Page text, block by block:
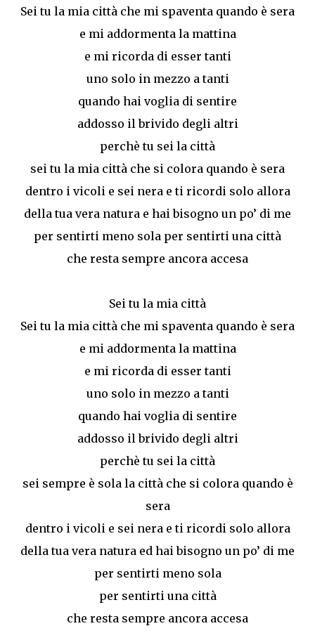
Sei tu la mia città che mi spaventa quando è sera
e mi addormenta la mattina
e mi ricorda di esser tanti
uno solo in mezzo a tanti
quando hai voglia di sentire
addosso il brivido degli altri
perchè tu sei la città
sei tu la mia città che si colora quando è sera
dentro i vicoli e sei nera e ti ricordi solo allora
della tua vera natura e hai bisogno un po’ di me
per sentirti meno sola per sentirti una città
che resta sempre ancora accesa
Sei tu la mia città
Sei tu la mia città che mi spaventa quando è sera
e mi addormenta la mattina
e mi ricorda di esser tanti
uno solo in mezzo a tanti
quando hai voglia di sentire
addosso il brivido degli altri
perchè tu sei la città
sei sempre è sola la città che si colora quando è
sera
dentro i vicoli e sei nera e ti ricordi solo allora
della tua vera natura ed hai bisogno un po’ di me
per sentirti meno sola
per sentirti una città
che resta sempre ancora accesa